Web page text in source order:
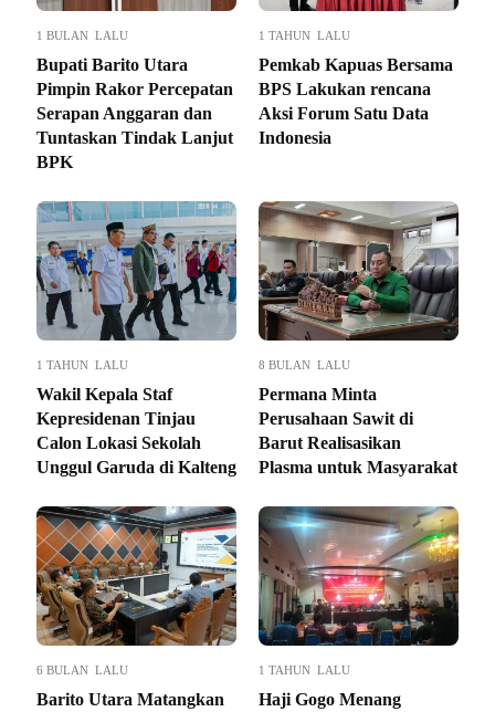
1 BULAN LALU
Bupati Barito Utara
Pimpin Rakor Percepatan
Serapan Anggaran dan
Tuntaskan Tindak Lanjut
BPK
1 TAHUN LALU
Pemkab Kapuas Bersama
BPS Lakukan rencana
Aksi Forum Satu Data
Indonesia
1 TAHUN LALU
Wakil Kepala Staf
Kepresidenan Tinjau
Calon Lokasi Sekolah
Unggul Garuda di Kalteng
8 BULAN LALU
Permana Minta
Perusahaan Sawit di
Barut Realisasikan
Plasma untuk Masyarakat
6 BULAN LALU
Barito Utara Matangkan
1 TAHUN LALU
Haji Gogo Menang